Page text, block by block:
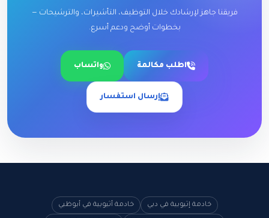
فريقنا جاهز لإرشادك خلال التوظيف، التأشيرات، والترشيحات —
بخطوات أوضح ودعم أسرع.
اطلب مكالمة واتساب
إرسال استفسار
خادمة إثيوبية في دبي خادمة أثيوبية في أبوظبي